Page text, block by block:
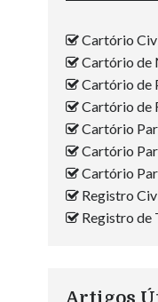
Cartório
Cartório de
Cartório de
Cartório de
Cartório
Cartório
Cartório
Registro
Registro de
Artigos